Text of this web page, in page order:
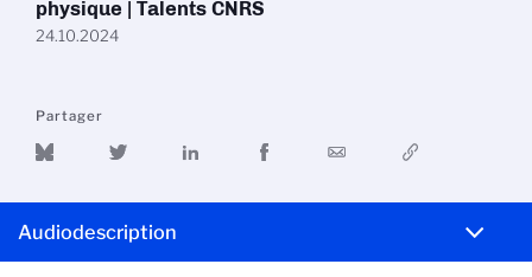
physique | Talents CNRS
24.10.2024
Partager
Audiodescription